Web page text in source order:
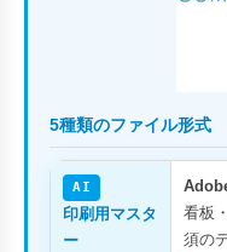
5種類のファイル形式
AI
印刷用マスタ
ー
看板
須の